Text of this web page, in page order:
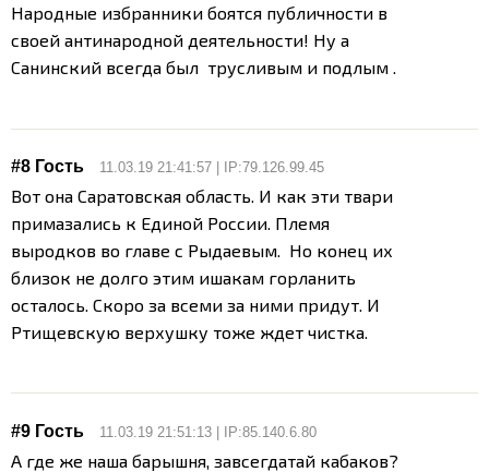
Народные избранники боятся публичности в
своей антинародной деятельности! Ну а
Санинский всегда был трусливым и подлым .
#8 Гость 11.03.19 21:41:57 | IP:79.126.99.45
Вот она Саратовская область. И как эти твари
примазались к Единой России. Племя
выродков во главе с Рыдаевым. Но конец их
близок не долго этим ишакам горланить
осталось. Скоро за всеми за ними придут. И
Ртищевскую верхушку тоже ждет чистка.
#9 Гость 11.03.19 21:51:13 | IP:85.140.6.80
А где же наша барышня, завсегдатай кабаков?